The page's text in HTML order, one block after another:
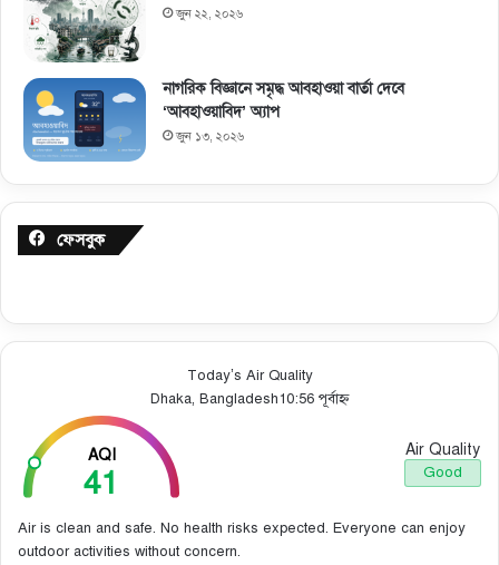
জুন ২২, ২০২৬
নাগরিক বিজ্ঞানে সমৃদ্ধ আবহাওয়া বার্তা দেবে
‘আবহাওয়াবিদ’ অ্যাপ
জুন ১৩, ২০২৬
ফেসবুক
Today’s Air Quality
Dhaka, Bangladesh10:56 পূর্বাহ্ন
AQI
41
Air Quality
Good
Air is clean and safe. No health risks expected. Everyone can enjoy
outdoor activities without concern.